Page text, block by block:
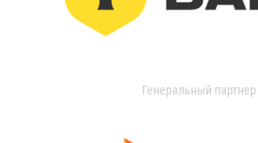
Генеральный партнер